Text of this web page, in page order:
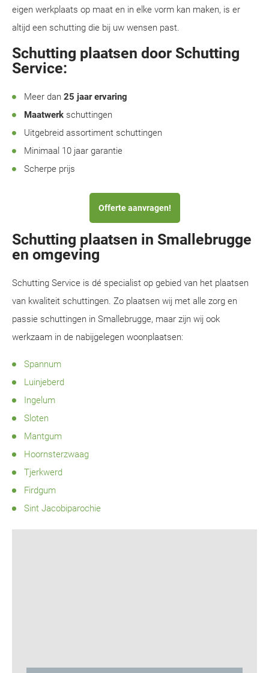
eigen werkplaats op maat en in elke vorm kan maken, is er
altijd een schutting die bij uw wensen past.
Schutting plaatsen door Schutting
Service:
Meer dan 25 jaar ervaring
Maatwerk schuttingen
Uitgebreid assortiment schuttingen
Minimaal 10 jaar garantie
Scherpe prijs
Offerte aanvragen!
Schutting plaatsen in Smallebrugge
en omgeving
Schutting Service is dé specialist op gebied van het plaatsen
van kwaliteit schuttingen. Zo plaatsen wij met alle zorg en
passie schuttingen in Smallebrugge, maar zijn wij ook
werkzaam in de nabijgelegen woonplaatsen:
Spannum
Luinjeberd
Ingelum
Sloten
Mantgum
Hoornsterzwaag
Tjerkwerd
Firdgum
Sint Jacobiparochie